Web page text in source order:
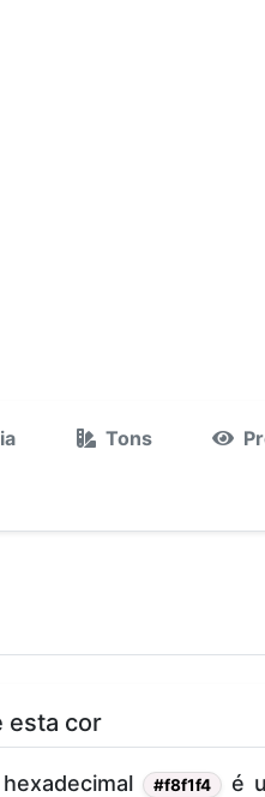
Tons
esta cor
#f8f1f4 é